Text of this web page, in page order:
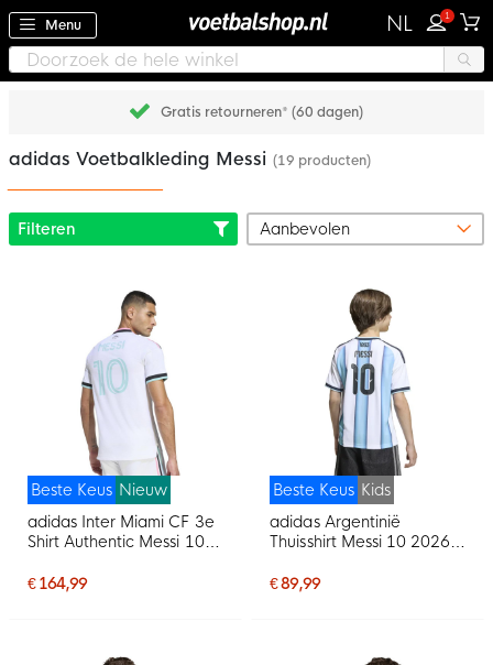
Menu NL 1
Gratis retourneren* (60 dagen)
adidas Voetbalkleding Messi (19 producten)
Filteren
Beste Keus Nieuw
adidas Inter Miami CF 3e
Shirt Authentic Messi 10
€ 164,99
Beste Keus Kids
adidas Argentinië
Thuisshirt Messi 10 2026-
€ 89,99